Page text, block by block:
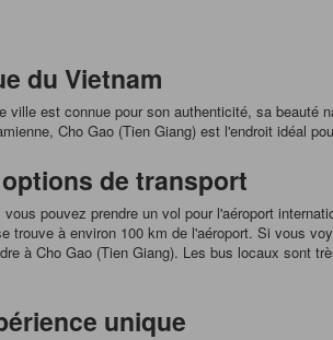
du Vietnam
est connue pour son authenticité, sa beauté
Cho Gao (Tien Giang) est l'endroit idéal
de transport
pouvez prendre un vol pour l'aéroport
à environ 100 km de l'aéroport. Si vous
à Cho Gao (Tien Giang). Les bus locaux sont
unique